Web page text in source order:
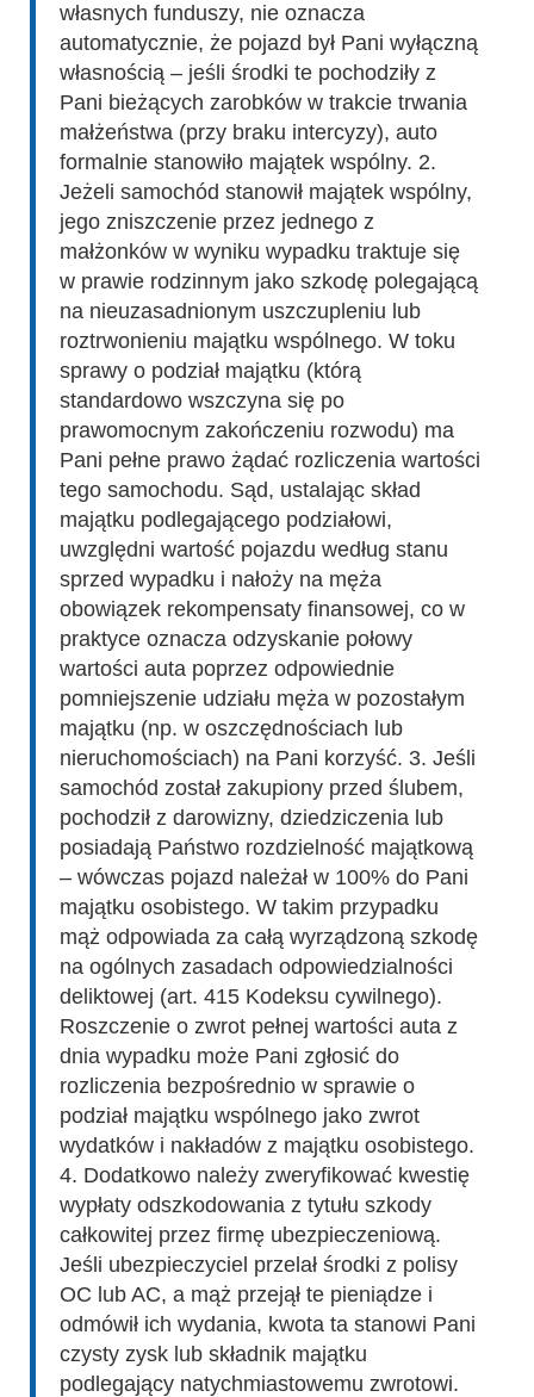
własnych funduszy, nie oznacza
automatycznie, że pojazd był Pani wyłączną
własnością – jeśli środki te pochodziły z
Pani bieżących zarobków w trakcie trwania
małżeństwa (przy braku intercyzy), auto
formalnie stanowiło majątek wspólny. 2.
Jeżeli samochód stanowił majątek wspólny,
jego zniszczenie przez jednego z
małżonków w wyniku wypadku traktuje się
w prawie rodzinnym jako szkodę polegającą
na nieuzasadnionym uszczupleniu lub
roztrwonieniu majątku wspólnego. W toku
sprawy o podział majątku (którą
standardowo wszczyna się po
prawomocnym zakończeniu rozwodu) ma
Pani pełne prawo żądać rozliczenia wartości
tego samochodu. Sąd, ustalając skład
majątku podlegającego podziałowi,
uwzględni wartość pojazdu według stanu
sprzed wypadku i nałoży na męża
obowiązek rekompensaty finansowej, co w
praktyce oznacza odzyskanie połowy
wartości auta poprzez odpowiednie
pomniejszenie udziału męża w pozostałym
majątku (np. w oszczędnościach lub
nieruchomościach) na Pani korzyść. 3. Jeśli
samochód został zakupiony przed ślubem,
pochodził z darowizny, dziedziczenia lub
posiadają Państwo rozdzielność majątkową
– wówczas pojazd należał w 100% do Pani
majątku osobistego. W takim przypadku
mąż odpowiada za całą wyrządzoną szkodę
na ogólnych zasadach odpowiedzialności
deliktowej (art. 415 Kodeksu cywilnego).
Roszczenie o zwrot pełnej wartości auta z
dnia wypadku może Pani zgłosić do
rozliczenia bezpośrednio w sprawie o
podział majątku wspólnego jako zwrot
wydatków i nakładów z majątku osobistego.
4. Dodatkowo należy zweryfikować kwestię
wypłaty odszkodowania z tytułu szkody
całkowitej przez firmę ubezpieczeniową.
Jeśli ubezpieczyciel przelał środki z polisy
OC lub AC, a mąż przejął te pieniądze i
odmówił ich wydania, kwota ta stanowi Pani
czysty zysk lub składnik majątku
podlegający natychmiastowemu zwrotowi.